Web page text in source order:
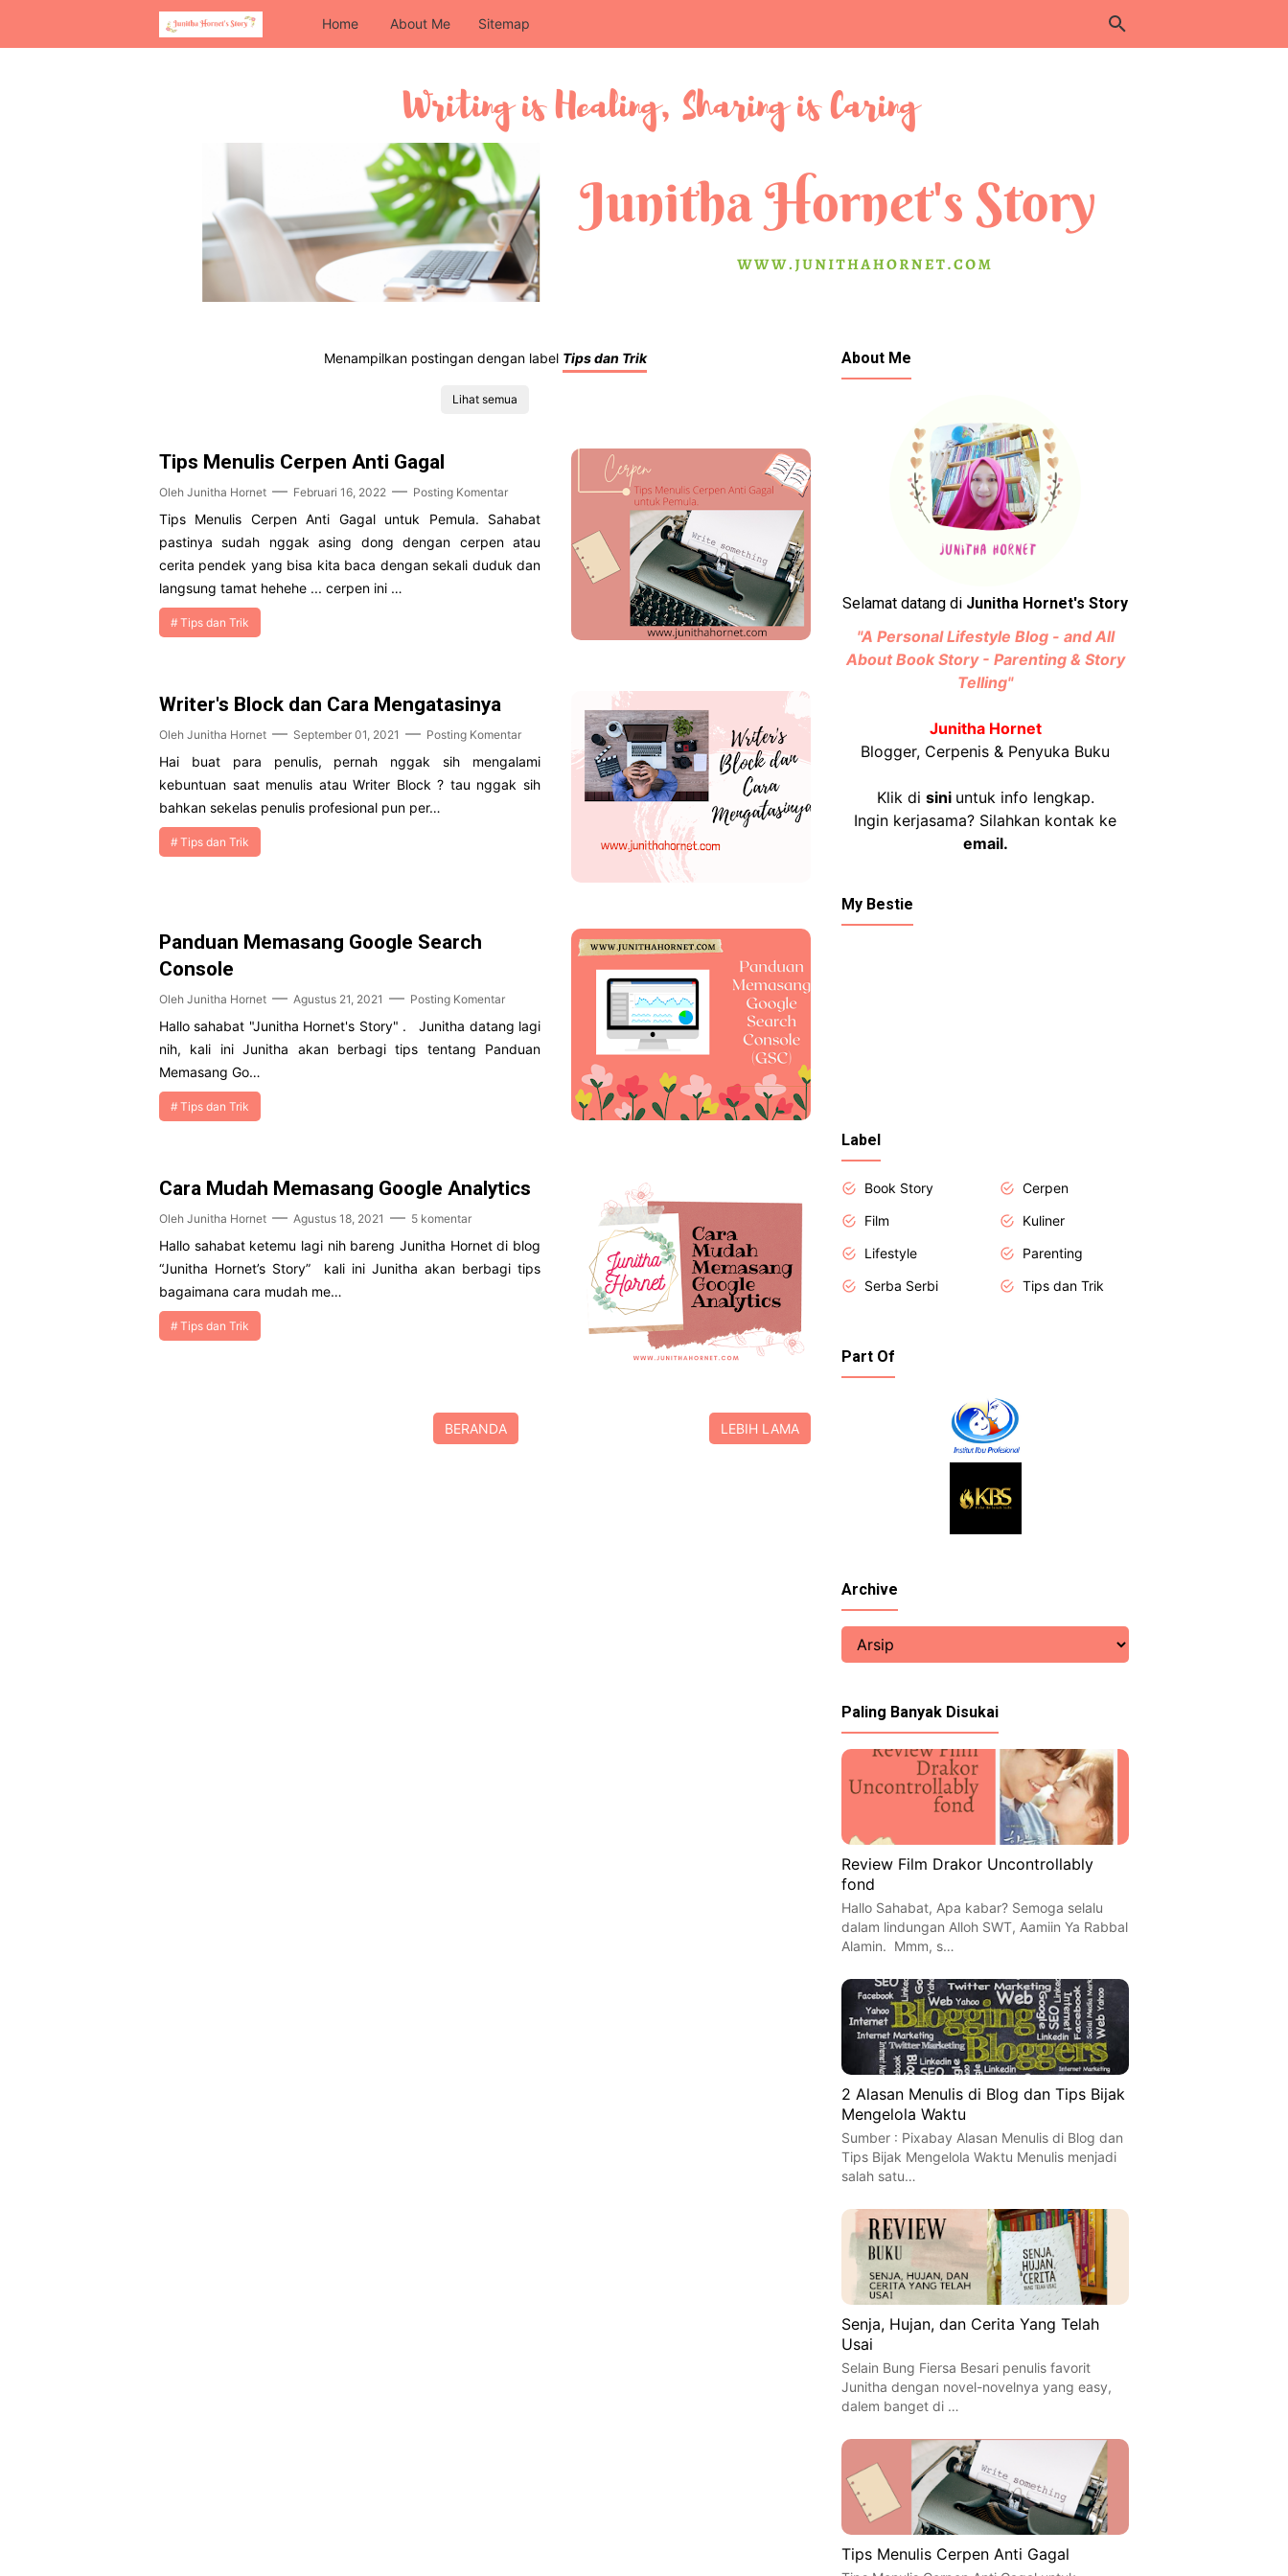
Home About Me Sitemap
Menampilkan postingan dengan label Tips dan Trik
Lihat semua
Tips Menulis Cerpen Anti Gagal
Oleh Junitha Hornet Februari 16, 2022 Posting Komentar
Tips Menulis Cerpen Anti Gagal untuk Pemula. Sahabat
pastinya sudah nggak asing dong dengan cerpen atau
cerita pendek yang bisa kita baca dengan sekali duduk dan
langsung tamat hehehe ... cerpen ini …
Tips dan Trik
Writer's Block dan Cara Mengatasinya
Oleh Junitha Hornet September 01, 2021 Posting Komentar
Hai buat para penulis, pernah nggak sih mengalami
kebuntuan saat menulis atau Writer Block ? tau nggak sih
bahkan sekelas penulis profesional pun per…
Tips dan Trik
Panduan Memasang Google Search
Console
Oleh Junitha Hornet Agustus 21, 2021 Posting Komentar
Hallo sahabat "Junitha Hornet's Story" . Junitha datang lagi
nih, kali ini Junitha akan berbagi tips tentang Panduan
Memasang Go…
Tips dan Trik
Cara Mudah Memasang Google Analytics
Oleh Junitha Hornet Agustus 18, 2021 5 komentar
Hallo sahabat ketemu lagi nih bareng Junitha Hornet di blog
“Junitha Hornet’s Story” kali ini Junitha akan berbagi tips
bagaimana cara mudah me…
Tips dan Trik
BERANDA LEBIH LAMA
About Me
Selamat datang di Junitha Hornet's Story
"A Personal Lifestyle Blog - and All
About Book Story - Parenting & Story
Telling"
Junitha Hornet
Blogger, Cerpenis & Penyuka Buku
Klik di sini untuk info lengkap.
Ingin kerjasama? Silahkan kontak ke
email.
My Bestie
Label
Book Story
Cerpen
Film
Kuliner
Lifestyle
Parenting
Serba Serbi
Tips dan Trik
Part Of
Archive
Paling Banyak Disukai
Review Film Drakor Uncontrollably
fond
Hallo Sahabat, Apa kabar? Semoga selalu
dalam lindungan Alloh SWT, Aamiin Ya Rabbal
Alamin. Mmm, s…
2 Alasan Menulis di Blog dan Tips Bijak
Mengelola Waktu
Sumber : Pixabay Alasan Menulis di Blog dan
Tips Bijak Mengelola Waktu Menulis menjadi
salah satu…
Senja, Hujan, dan Cerita Yang Telah
Usai
Selain Bung Fiersa Besari penulis favorit
Junitha dengan novel-novelnya yang easy,
dalem banget di …
Tips Menulis Cerpen Anti Gagal